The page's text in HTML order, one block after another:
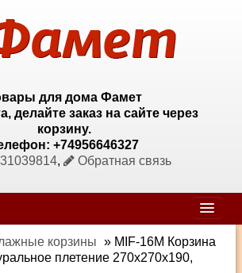
для дома Фамет
делайте заказ на сайте через
корзину.
+74956646327
, Обратная связь
корзины » MIF-16M Корзина
плетение 270х270х190,